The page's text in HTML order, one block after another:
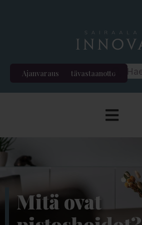
Etävastaanotto
Ajanvaraus
Mitä ovat